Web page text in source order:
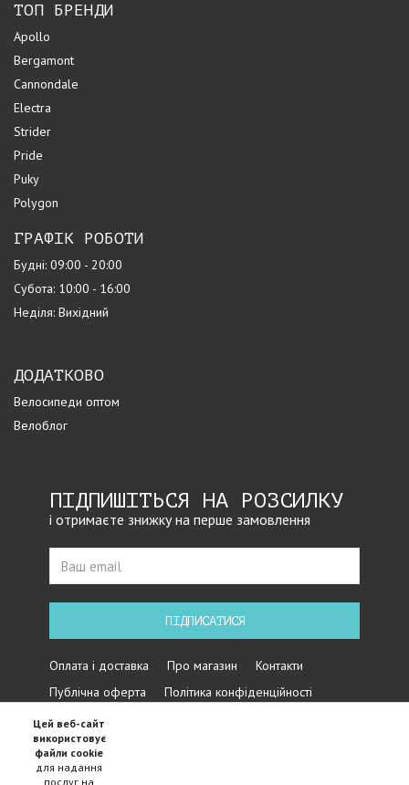
ТОП БРЕНДИ
Apollo
Bergamont
Cannondale
Electra
Strider
Pride
Puky
Polygon
ГРАФІК РОБОТИ
Будні: 09:00 - 20:00
Субота: 10:00 - 16:00
Неділя: Вихідний
ДОДАТКОВО
Велосипеди оптом
Велоблог
ПІДПИШІТЬСЯ НА РОЗСИЛКУ
і отримаєте знижку на перше замовлення
ПІДПИСАТИСЯ
Оплата і доставка Про магазин
Контакти
Публічна оферта
Політика конфіденційності
Цей веб-сайт
використовує
файли cookie
для надання
послуг на